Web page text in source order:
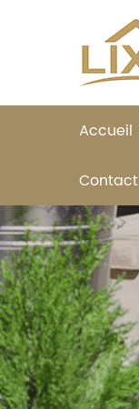
Accueil
Contact